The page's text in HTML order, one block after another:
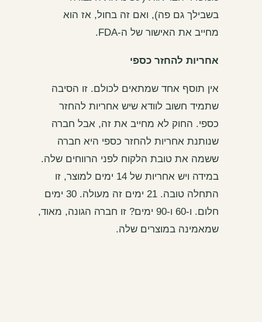
בשבילך גם פה), ואם זה בחול, אז הוא
מחייב את האישור של ה-FDA.
אחריות להחזר כספי
אין תוסף אחד שמתאים לכולם. זו הסיבה
שתמיד חשוב לוודא שיש אחריות להחזר
כספי. החוק לא מחייב את זה, אבל חברה
שנותנת אחריות להחזר כספי היא חברה
ששמה את טובת הלקוח לפני הרווחים שלה.
במידה ויש אחריות של 14 ימים למוצר, זו
התחלה טובה. 21 ימים זה מעולה. 30 ימים
חלום. ו-60 ו-90 ימים? זו חברה הגונה, מאוד,
שמאמינה במוצרים שלה.